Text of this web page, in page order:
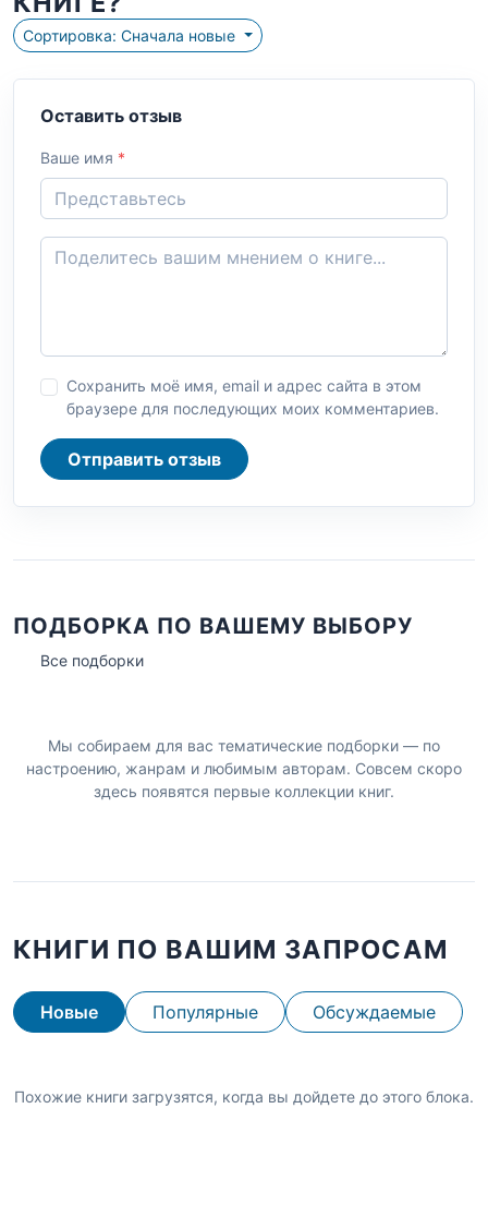
Сортировка: Сначала новые
Оставить отзыв
Ваше имя *
Сохранить моё имя, email и адрес сайта в этом
браузере для последующих моих комментариев.
Отправить отзыв
ПОДБОРКА ПО ВАШЕМУ ВЫБОРУ
Все подборки
Мы собираем для вас тематические подборки — по
настроению, жанрам и любимым авторам. Совсем скоро
здесь появятся первые коллекции книг.
КНИГИ ПО ВАШИМ ЗАПРОСАМ
Новые Популярные Обсуждаемые
Похожие книги загрузятся, когда вы дойдете до этого блока.